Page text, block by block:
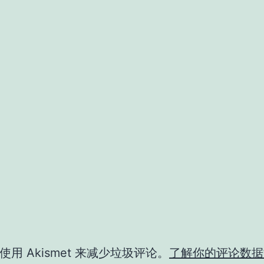
用 Akismet 来减少垃圾评论。 了解你的评论数